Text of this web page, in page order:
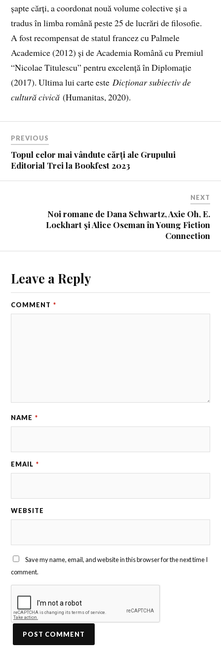
șapte cărți, a coordonat nouă volume colective și a
tradus în limba română peste 25 de lucrări de filosofie.
A fost recompensat de statul francez cu Palmele
Academice (2012) și de Academia Română cu Premiul
“Nicolae Titulescu” pentru excelență în Diplomație
(2017). Ultima lui carte esteDicționar subiectiv de
cultură civică (Humanitas, 2020).
PREVIOUS
Topul celor mai vândute cărți ale Grupului
Editorial Trei la Bookfest 2023
NEXT
Noi romane de Dana Schwartz, Axie Oh, E.
Lockhart și Alice Oseman în Young Fiction
Connection
Leave a Reply
COMMENT *
NAME *
EMAIL *
WEBSITE
Save my name, email, and website in this browser for the next time I
comment.